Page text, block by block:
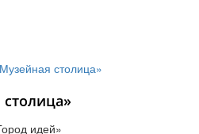
идей»